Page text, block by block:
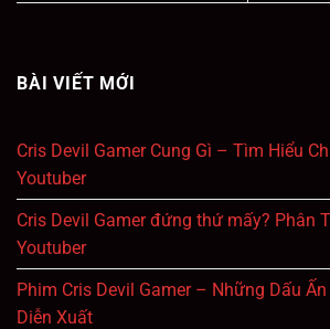
BÀI VIẾT MỚI
Cris Devil Gamer Cung Gì – Tìm Hiểu
Youtuber
Cris Devil Gamer đứng thứ mấy? Phân
Youtuber
Phim Cris Devil Gamer – Những Dấu
Diễn Xuất